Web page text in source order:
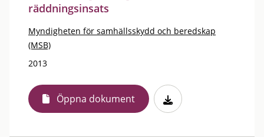
räddningsinsats
Myndigheten för samhällsskydd och beredskap
(MSB)
2013
Öppna dokument